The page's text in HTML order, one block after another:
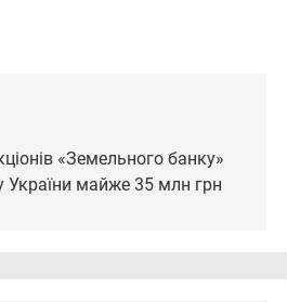
«Земельного банку»
України майже 35 млн грн